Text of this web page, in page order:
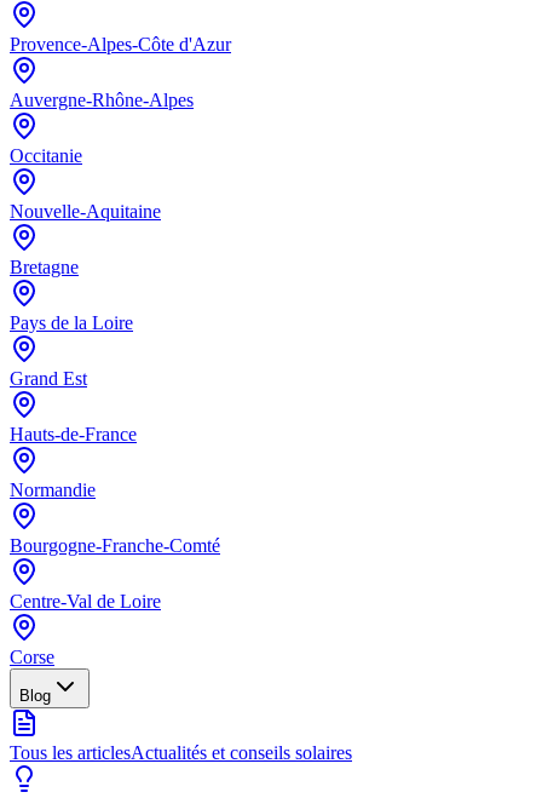
Provence-Alpes-Côte d'Azur
Auvergne-Rhône-Alpes
Occitanie
Nouvelle-Aquitaine
Bretagne
Pays de la Loire
Grand Est
Hauts-de-France
Normandie
Bourgogne-Franche-Comté
Centre-Val de Loire
Corse
Blog
Tous les articlesActualités et conseils solaires